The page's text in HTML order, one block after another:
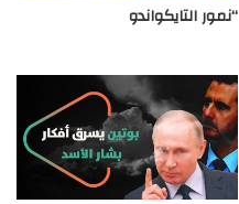
“نمور التايكواندو